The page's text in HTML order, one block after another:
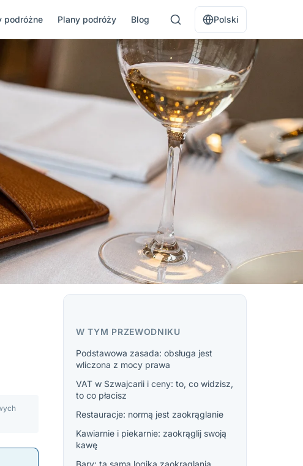
podróżne Plany podróży Blog Polski
W TYM PRZEWODNIKU
Podstawowa zasada: obsługa jest
wliczona z mocy prawa
VAT w Szwajcarii i ceny: to, co widzisz,
to co płacisz
Restauracje: normą jest zaokrąglanie
Kawiarnie i piekarnie: zaokrąglij swoją
kawę
Bary: ta sama logika zaokrąglania